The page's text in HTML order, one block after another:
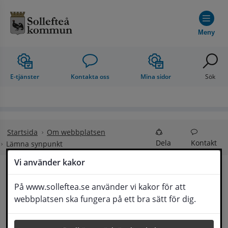
Vi använder kakor
På www.solleftea.se använder vi kakor för att
webbplatsen ska fungera på ett bra sätt för dig.
Meny
E-tjänster Kontakta oss Mina sidor Sök
Startsida
Om webbplatsen
Lämna synpunkt
Dela Kontakt
Lämna synpunkt
Här kan du lämna synpunkter, förslag och